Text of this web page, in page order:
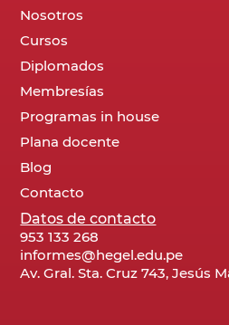
Nosotros
Cursos
Diplomados
Membresías
Programas in house
Plana docente
Blog
Contacto
Datos de contacto
953 133 268
informes@hegel.edu.pe
Av. Gral. Sta. Cruz 743, Jesús